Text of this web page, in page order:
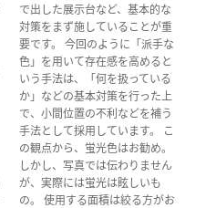
で出した展示台など、基本的な
対策をまず施していることが重
要です。 今回のように「派手な
色」を用いて存在感を高めると
いう手法は、「何を扱っている
か」などの基本対策を行った上
で、小間位置の不利などを補う
手法として採用しています。 こ
の観点から、蛍光色はお勧め。
しかし、写真では伝わりません
が、実際には蛍光は眩しいも
の。 使用する面積は絞る方がお